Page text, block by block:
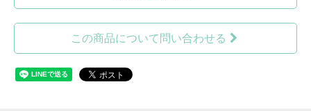
この商品について問い合わせる